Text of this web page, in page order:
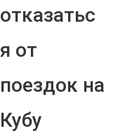
отказатьс
я от
поездок на
Кубу